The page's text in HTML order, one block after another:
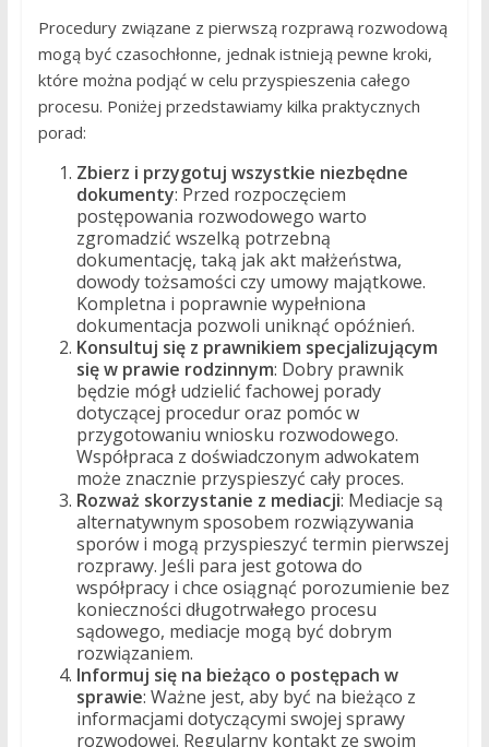
Procedury związane z pierwszą rozprawą rozwodową
mogą być czasochłonne, jednak istnieją pewne kroki,
które można podjąć w celu przyspieszenia całego
procesu. Poniżej przedstawiamy kilka praktycznych
porad:
Zbierz i przygotuj wszystkie niezbędne
dokumenty: Przed rozpoczęciem
postępowania rozwodowego warto
zgromadzić wszelką potrzebną
dokumentację, taką jak akt małżeństwa,
dowody tożsamości czy umowy majątkowe.
Kompletna i poprawnie wypełniona
dokumentacja pozwoli uniknąć opóźnień.
Konsultuj się z prawnikiem specjalizującym
się w prawie rodzinnym: Dobry prawnik
będzie mógł udzielić fachowej porady
dotyczącej procedur oraz pomóc w
przygotowaniu wniosku rozwodowego.
Współpraca z doświadczonym adwokatem
może znacznie przyspieszyć cały proces.
Rozważ skorzystanie z mediacji: Mediacje są
alternatywnym sposobem rozwiązywania
sporów i mogą przyspieszyć termin pierwszej
rozprawy. Jeśli para jest gotowa do
współpracy i chce osiągnąć porozumienie bez
konieczności długotrwałego procesu
sądowego, mediacje mogą być dobrym
rozwiązaniem.
Informuj się na bieżąco o postępach w
sprawie: Ważne jest, aby być na bieżąco z
informacjami dotyczącymi swojej sprawy
rozwodowej. Regularny kontakt ze swoim